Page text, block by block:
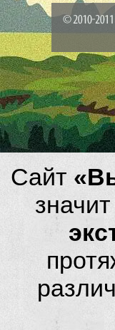
Сайт